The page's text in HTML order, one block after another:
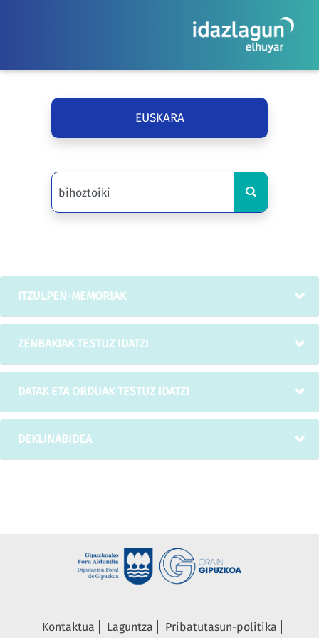
EUSKARA
ITZULPEN-MEMORIAK
ZENBAKIAK TESTUZ IDATZI
DATAK ETA ORDUAK TESTUZ IDATZI
DEKLINABIDEA
Kontaktua Laguntza
Pribatutasun-politika